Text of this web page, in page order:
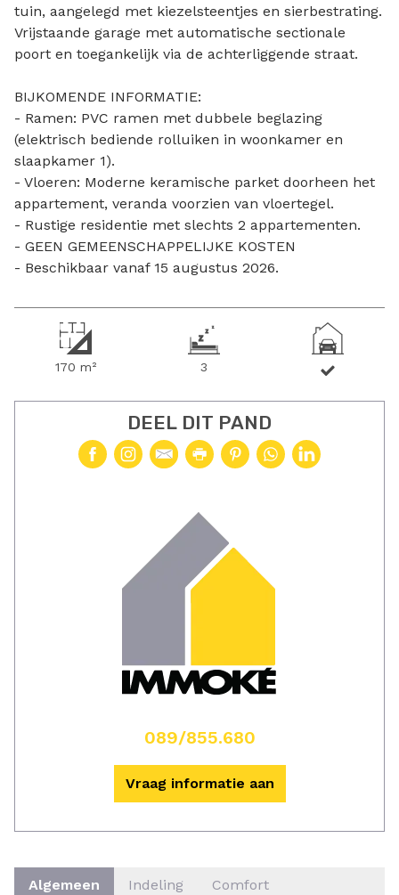
tuin, aangelegd met kiezelsteentjes en sierbestrating.
Vrijstaande garage met automatische sectionale
poort en toegankelijk via de achterliggende straat.
BIJKOMENDE INFORMATIE:
- Ramen: PVC ramen met dubbele beglazing
(elektrisch bediende rolluiken in woonkamer en
slaapkamer 1).
- Vloeren: Moderne keramische parket doorheen het
appartement, veranda voorzien van vloertegel.
- Rustige residentie met slechts 2 appartementen.
- GEEN GEMEENSCHAPPELIJKE KOSTEN
- Beschikbaar vanaf 15 augustus 2026.
170 m² 3
DEEL DIT PAND
089/855.680
Vraag informatie aan
Algemeen Indeling Comfort